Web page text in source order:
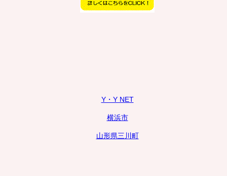
Y・Y NET
横浜市
山形県三川町